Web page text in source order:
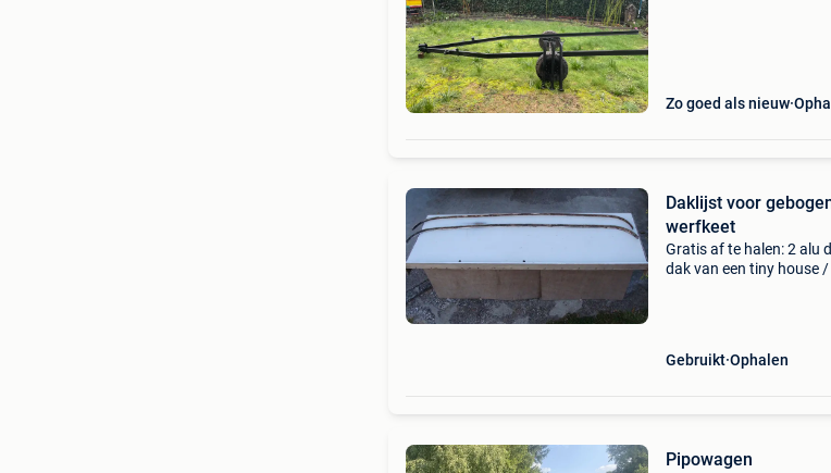
Zo goed als nieuw
Daklijst voor
werfkeet
Gratis af te halen: 2 alu
dak van een tiny house
Gebruikt Ophalen
Pipowagen